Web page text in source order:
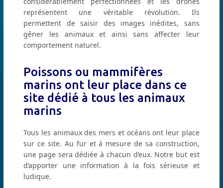
représentent une véritable révolution. Ils
permettent de saisir des images inédites, sans
gêner les animaux et ainsi sans affecter leur
comportement naturel.
Poissons ou mammifères
marins ont leur place dans ce
site dédié à tous les animaux
marins
Tous les animaux des mers et océans ont leur place
sur ce site. Au fur et à mesure de sa construction,
une page sera dédiée à chacun d’eux. Notre but est
d’apporter une information à la fois sérieuse et
ludique.